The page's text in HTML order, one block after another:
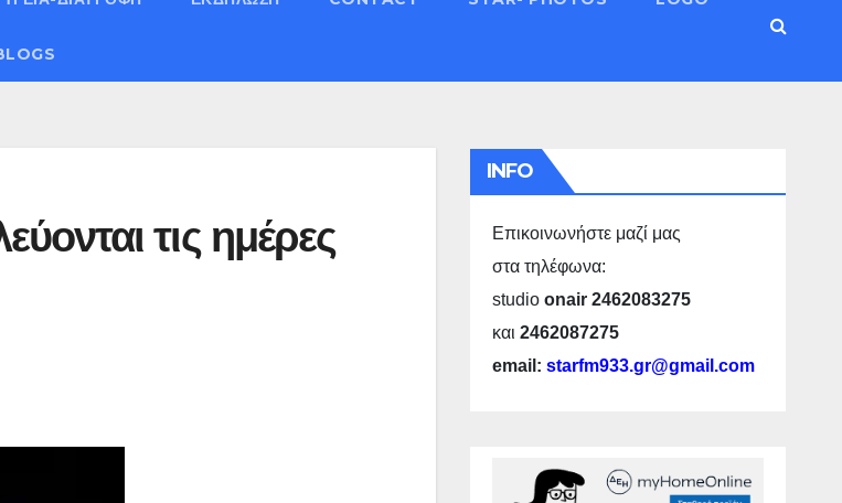
τις ημέρες
INFO
Επικοινωνήστε μαζί μας
στα τηλέφωνα:
studio onair 2462083275
και 2462087275
email: starfm933.gr@gmail.com